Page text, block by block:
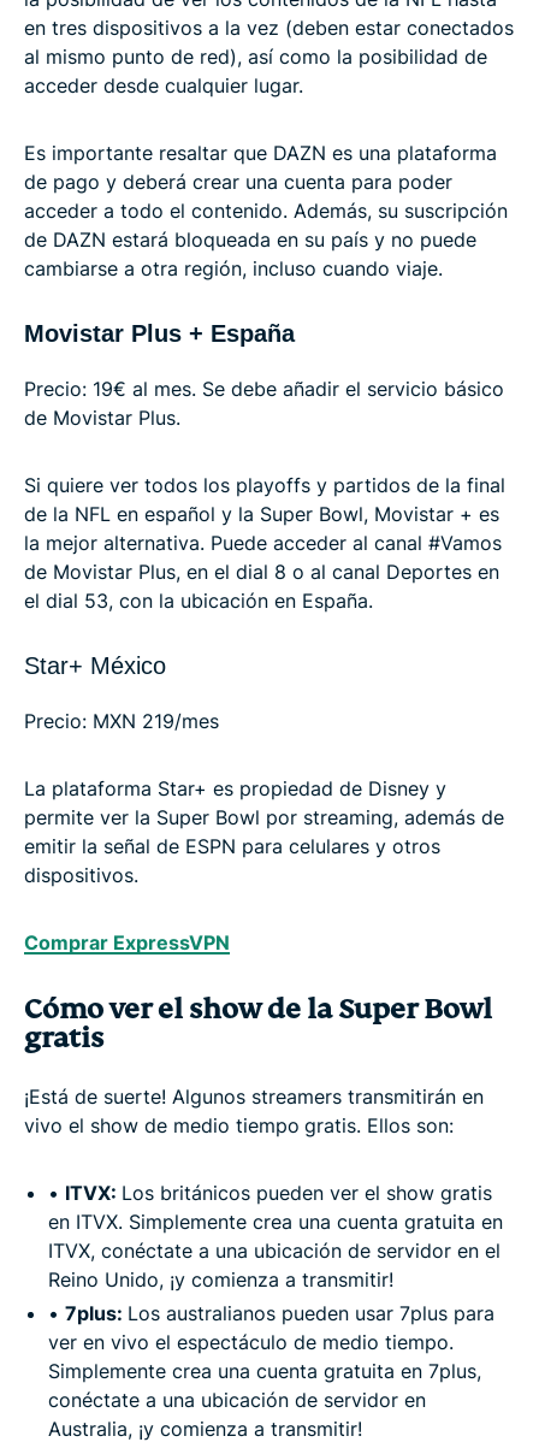
en tres dispositivos a la vez (deben estar conectados
al mismo punto de red), así como la posibilidad de
acceder desde cualquier lugar.
Es importante resaltar que DAZN es una plataforma
de pago y deberá crear una cuenta para poder
acceder a todo el contenido. Además, su suscripción
de DAZN estará bloqueada en su país y no puede
cambiarse a otra región, incluso cuando viaje.
Movistar Plus + España
Precio: 19€ al mes. Se debe añadir el servicio básico
de Movistar Plus.
Si quiere ver todos los playoffs y partidos de la final
de la NFL en español y la Super Bowl, Movistar + es
la mejor alternativa. Puede acceder al canal #Vamos
de Movistar Plus, en el dial 8 o al canal Deportes en
el dial 53, con la ubicación en España.
Star+ México
Precio: MXN 219/mes
La plataforma Star+ es propiedad de Disney y
permite ver la Super Bowl por streaming, además de
emitir la señal de ESPN para celulares y otros
dispositivos.
Comprar ExpressVPN
Cómo ver el show de la Super Bowl
gratis
¡Está de suerte! Algunos streamers transmitirán en
vivo el show de medio tiempo gratis. Ellos son:
• ITVX: Los británicos pueden ver el show gratis
en ITVX. Simplemente crea una cuenta gratuita en
ITVX, conéctate a una ubicación de servidor en el
Reino Unido, ¡y comienza a transmitir!
• 7plus: Los australianos pueden usar 7plus para
ver en vivo el espectáculo de medio tiempo.
Simplemente crea una cuenta gratuita en 7plus,
conéctate a una ubicación de servidor en
Australia, ¡y comienza a transmitir!